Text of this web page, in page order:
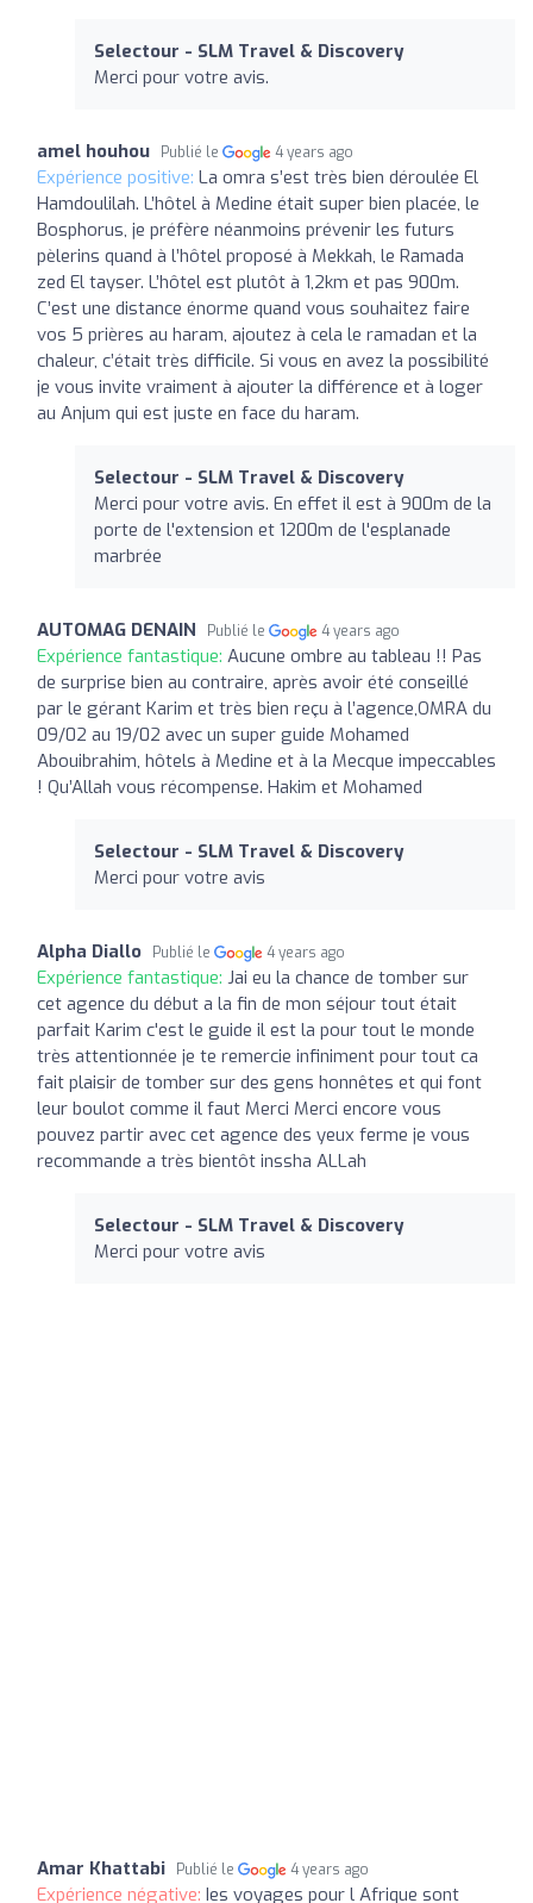
Selectour - SLM Travel & Discovery
Merci pour votre avis.
amel houhou Publié le 4 years ago
Expérience positive: La omra s’est très bien déroulée El
Hamdoulilah. L’hôtel à Medine était super bien placée, le
Bosphorus, je préfère néanmoins prévenir les futurs
pèlerins quand à l’hôtel proposé à Mekkah, le Ramada
zed El tayser. L’hôtel est plutôt à 1,2km et pas 900m.
C’est une distance énorme quand vous souhaitez faire
vos 5 prières au haram, ajoutez à cela le ramadan et la
chaleur, c’était très difficile. Si vous en avez la possibilité
je vous invite vraiment à ajouter la différence et à loger
au Anjum qui est juste en face du haram.
Selectour - SLM Travel & Discovery
Merci pour votre avis. En effet il est à 900m de la
porte de l'extension et 1200m de l'esplanade
marbrée
AUTOMAG DENAIN Publié le 4 years ago
Expérience fantastique: Aucune ombre au tableau !! Pas
de surprise bien au contraire, après avoir été conseillé
par le gérant Karim et très bien reçu à l’agence,OMRA du
09/02 au 19/02 avec un super guide Mohamed
Abouibrahim, hôtels à Medine et à la Mecque impeccables
! Qu’Allah vous récompense. Hakim et Mohamed
Selectour - SLM Travel & Discovery
Merci pour votre avis
Alpha Diallo Publié le 4 years ago
Expérience fantastique: Jai eu la chance de tomber sur
cet agence du début a la fin de mon séjour tout était
parfait Karim c'est le guide il est la pour tout le monde
très attentionnée je te remercie infiniment pour tout ca
fait plaisir de tomber sur des gens honnêtes et qui font
leur boulot comme il faut Merci Merci encore vous
pouvez partir avec cet agence des yeux ferme je vous
recommande a très bientôt inssha ALLah
Selectour - SLM Travel & Discovery
Merci pour votre avis
Amar Khattabi Publié le 4 years ago
Expérience négative: Ies voyages pour l Afrique sont